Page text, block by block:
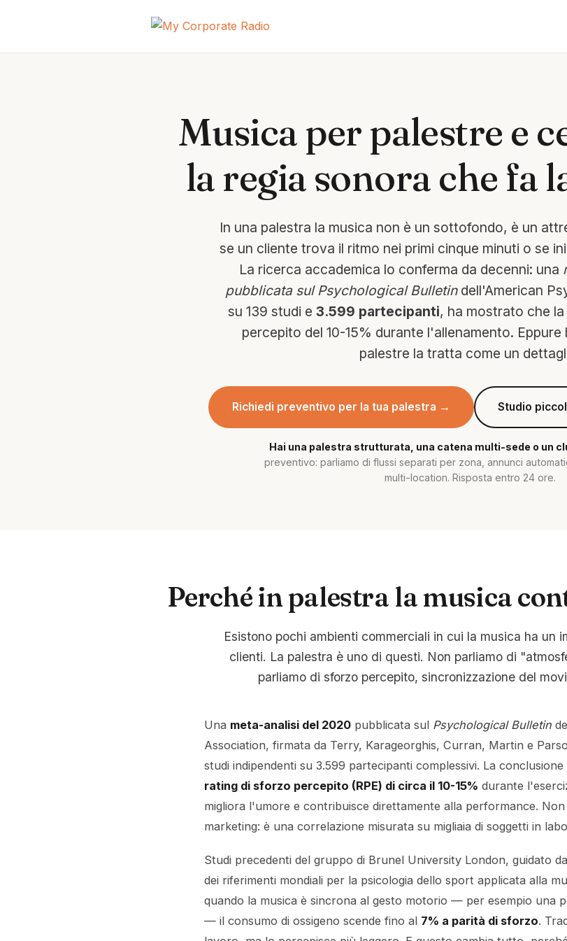
Musica per palestre e
la regia sonora che fa
In una palestra la musica non è un sottofondo, è un
se un cliente trova il ritmo nei primi cinque minuti o se
La ricerca accademica lo conferma da decenni: una
pubblicata sul Psychological Bulletindell'American
su 139 studi e 3.599 partecipanti, ha mostrato che
percepito del 10-15% durante l'allenamento. Eppure
palestre la tratta come un
Richiedi preventivo per la tua palestra → Studio
Hai una palestra strutturata, una catena multi-sede o un
preventivo: parliamo di flussi separati per zona, annunci
multi-location. Risposta entro 24 ore.
Perché in palestra la musica
Esistono pochi ambienti commerciali in cui la musica ha un
clienti. La palestra è uno di questi. Non parliamo di
parliamo di sforzo percepito, sincronizzazione del
Una meta-analisi del 2020 pubblicata sul Psychological Bulletin
Association, firmata da Terry, Karageorghis, Curran, Martin e
studi indipendenti su 3.599 partecipanti complessivi. La
rating di sforzo percepito (RPE) di circa il 10-15% durante
migliora l'umore e contribuisce direttamente alla performance.
marketing: è una correlazione misurata su migliaia di soggetti in
Studi precedenti del gruppo di Brunel University London, guidato da
dei riferimenti mondiali per la psicologia dello sport applicata alla
quando la musica è sincrona al gesto motorio — per esempio una
— il consumo di ossigeno scende fino al 7% a parità di sforzo.